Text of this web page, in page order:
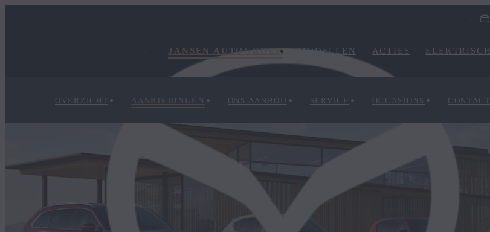
JANSEN AUTOGROEP MODELLEN ACTIES ELEKTRISCH
OVERZICHT AANBIEDINGEN ONS AANBOD SERVICE OCCASIONS CONTACT